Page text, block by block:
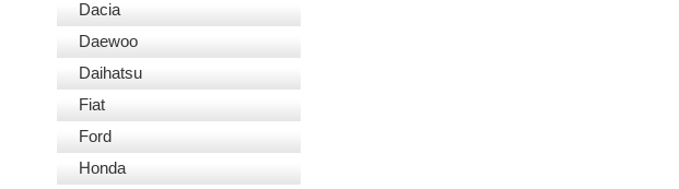
Dacia
Daewoo
Daihatsu
Fiat
Ford
Honda